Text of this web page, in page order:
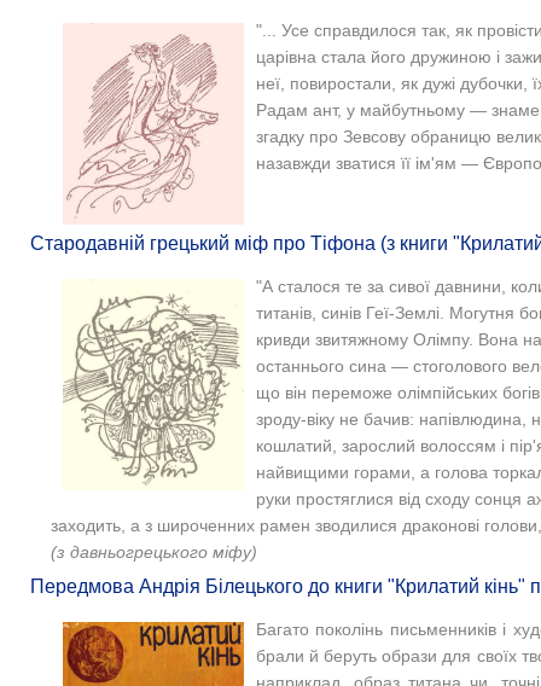
"... Усе справдилося так, як
царівна стала його дружиною і
неї, повиростали, як дужі
Радам ант, у майбутньому —
згадку про Зевсову обраницю
назавжди зватися її ім'ям —
Стародавній грецький міф про Тіфона (з книги
"А сталося те за сивої давнини,
титанів, синів Геї-Землі. Могутня
кривди звитяжному Олімпу. Вона
останнього сина — стоголового
що він переможе олімпійських
зроду-віку не бачив: напівлюдина,
кошлатий, зарослий волоссям і
найвищими горами, а голова
руки простяглися від сходу сонця
заходить, а з широченних рамен зводилися драконові голови,
(з давньогрецького міфу)
Передмова Андрія Білецького до книги "Крилатий кінь"
Багато поколінь письменників і
брали й беруть образи для своїх